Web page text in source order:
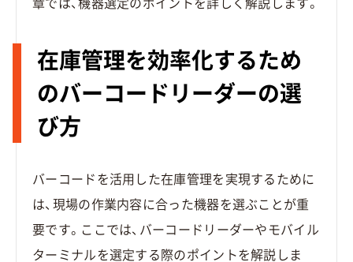
章では、機器選定のポイントを詳しく解説します。
在庫管理を効率化するため
のバーコードリーダーの選
び方
バーコードを活用した在庫管理を実現するために
は、現場の作業内容に合った機器を選ぶことが重
要です。ここでは、バーコードリーダーやモバイル
ターミナルを選定する際のポイントを解説しま